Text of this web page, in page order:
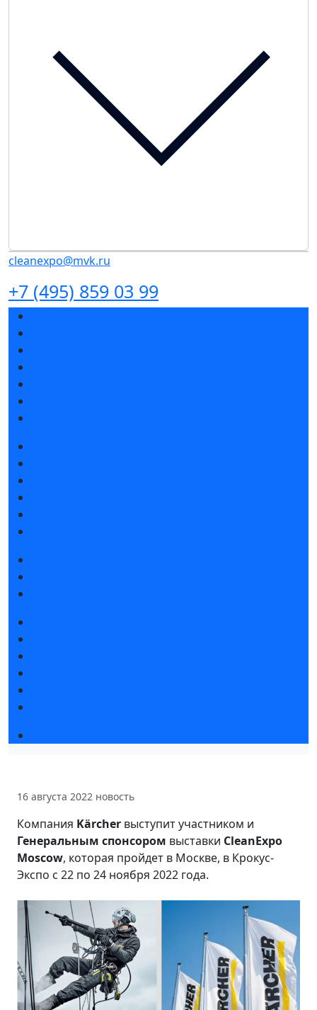
cleanexpo@mvk.ru
+7 (495) 859 03 99
16 августа 2022 новость
Компания Kärcher выступит участником и
Генеральным спонсором выставки CleanExpo
Moscow, которая пройдет в Москве, в Крокус-
Экспо с 22 по 24 ноября 2022 года.